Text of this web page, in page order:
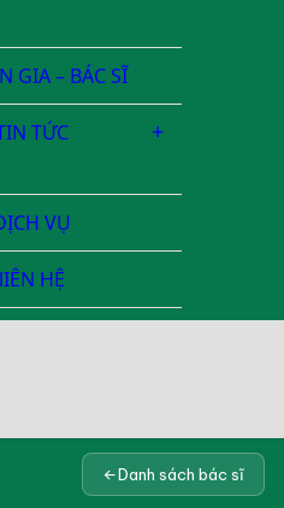
GIA – BÁC SĨ
TỨC
VỤ
lIÊN HỆ
Danh sách bác sĩ